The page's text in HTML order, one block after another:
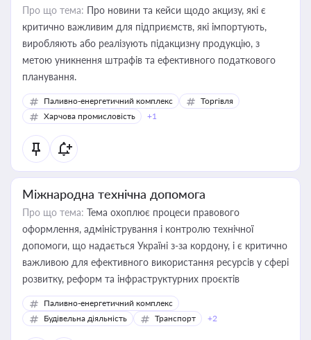
Про що тема: Про новини та кейси щодо акцизу, які є
критично важливим для підприємств, які імпортують,
виробляють або реалізують підакцизну продукцію, з
метою уникнення штрафів та ефективного податкового
планування.
Паливно-енергетичний комплекс
Торгівля
Харчова промисловість
+1
Міжнародна технічна допомога
Про що тема: Тема охоплює процеси правового
оформлення, адміністрування і контролю технічної
допомоги, що надається Україні з-за кордону, і є критично
важливою для ефективного використання ресурсів у сфері
розвитку, реформ та інфраструктурних проєктів
Паливно-енергетичний комплекс
Будівельна діяльність
Транспорт +2